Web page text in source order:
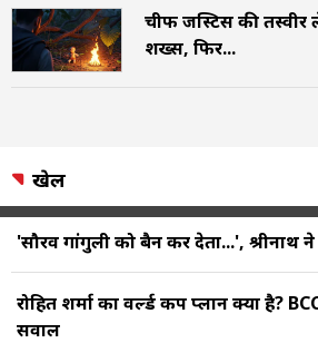
चीफ जस्टिस की
शख्स, फिर...
खेल
'सौरव गांगुली को बैन कर देता...', श्रीनाथ
रोहित शर्मा का वर्ल्ड कप प्लान क्या है?
सवाल